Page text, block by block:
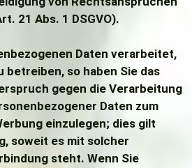
21 Abs. 1 DSGVO).
Daten verarbeitet,
betreiben, so haben Sie das
gegen die Verarbeitung
Daten zum
einzulegen; dies gilt
soweit es mit solcher
steht. Wenn Sie